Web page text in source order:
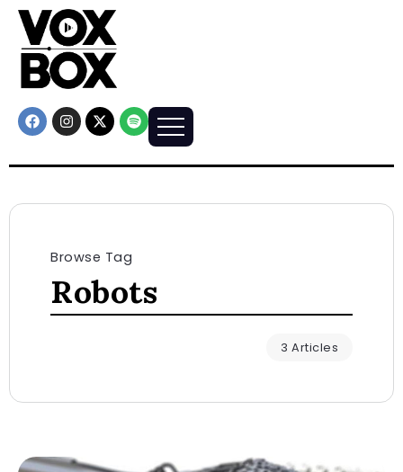
Browse Tag
Robots
3 Articles